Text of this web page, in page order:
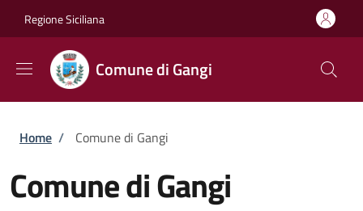
Regione Siciliana
Comune di Gangi
Briciole di pane
Home / Comune di Gangi
Comune di Gangi